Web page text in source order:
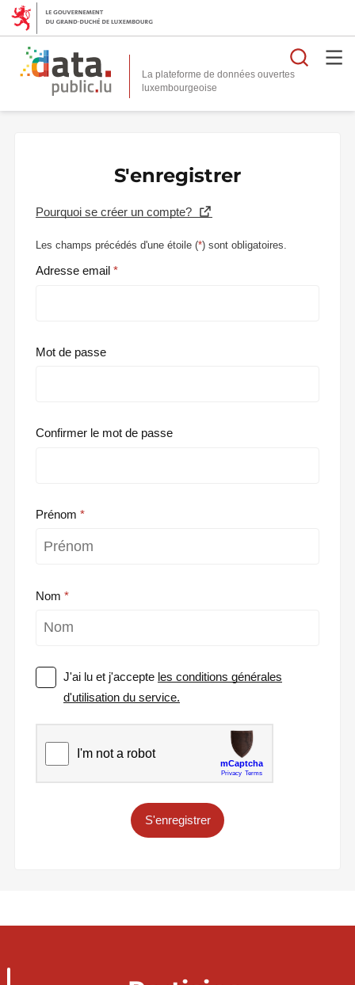
La plateforme de données ouvertes
S'enregistrer
Pourquoi se créer un compte?
Les champs précédés d'une étoile (*) sont obligatoires.
Adresse email
Mot de passe
Confirmer le mot de passe
Prénom
Nom
J'ai lu et j'accepte les conditions générales
d'utilisation du service.
S'enregistrer